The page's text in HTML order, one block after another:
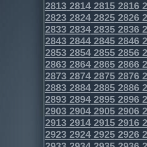
2813281428152816
2823282428252826
2833283428352836
2843284428452846
2853285428552856
2863286428652866
2873287428752876
2883288428852886
2893289428952896
2903290429052906
2913291429152916
2923292429252926